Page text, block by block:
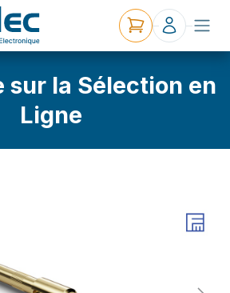
sur la Sélection en
Ligne